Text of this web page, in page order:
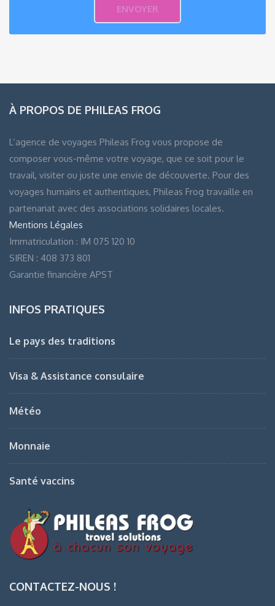
À PROPOS DE PHILEAS FROG
L’agence de voyages Phileas Frog vous propose de
composer vous-même votre voyage, que ce soit pour le
travail, visiter ou juste une envie de découverte. Pour des
voyages humains et authentiques, Phileas Frog travaille en
partenariat avec des associations solidaires locales.
Mentions Légales
Immatriculation : IM 075 120 10
SIREN : 408 373 801
Garantie financière APST
INFOS PRATIQUES
Le pays des traditions
Visa & Assistance consulaire
Météo
Monnaie
Santé vaccins
CONTACTEZ-NOUS !